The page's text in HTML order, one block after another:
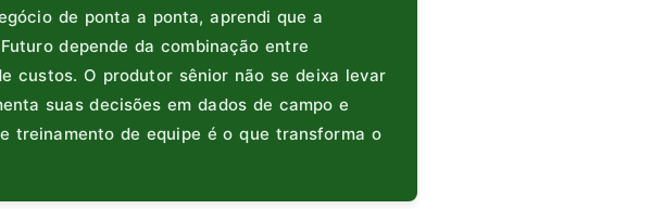
de ponta a ponta, aprendi que a
depende da combinação entre
custos. O produtor sênior não se deixa levar
suas decisões em dados de campo e
treinamento de equipe é o que transforma o